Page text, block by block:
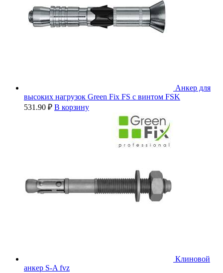
Анкер для
высоких нагрузок Green Fix FS с винтом FSK
531.90 ₽ В корзину
Клиновой
анкер S-A fvz